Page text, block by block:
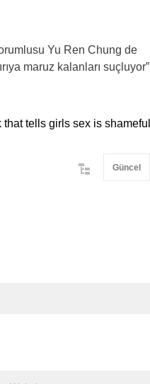
Yu Ren Chung de
maruz kalanları suçluyor”
tells girls sex is shameful
Güncel